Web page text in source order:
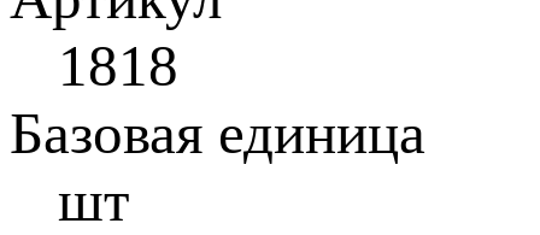
1818
Базовая единица
шт